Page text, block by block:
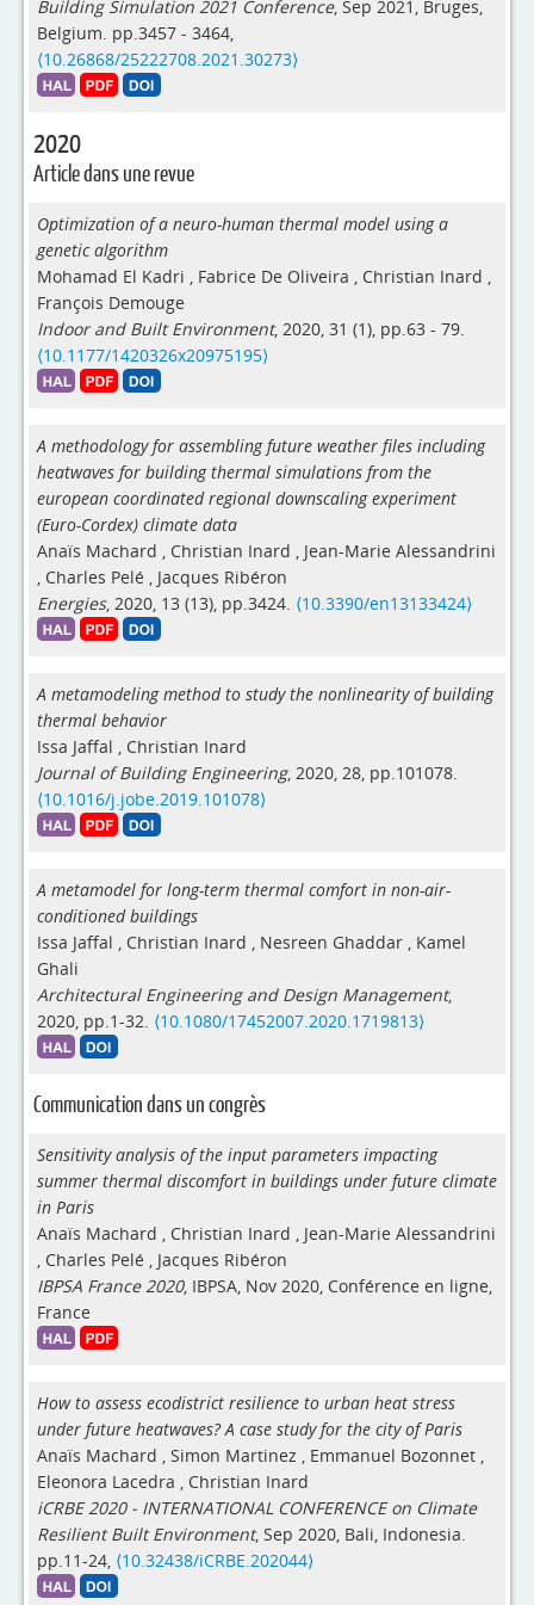
Building Simulation 2021 Conference, Sep 2021, Bruges,
Belgium. pp.3457 - 3464,
⟨10.26868/25222708.2021.30273⟩
2020
Article dans une revue
Optimization of a neuro-human thermal model using a
genetic algorithm
Mohamad El Kadri , Fabrice De Oliveira , Christian Inard ,
François Demouge
Indoor and Built Environment, 2020, 31 (1), pp.63 - 79.
⟨10.1177/1420326x20975195⟩
A methodology for assembling future weather files including
heatwaves for building thermal simulations from the
european coordinated regional downscaling experiment
(Euro-Cordex) climate data
Anaïs Machard , Christian Inard , Jean-Marie Alessandrini
, Charles Pelé , Jacques Ribéron
Energies, 2020, 13 (13), pp.3424. ⟨10.3390/en13133424⟩
A metamodeling method to study the nonlinearity of building
thermal behavior
Issa Jaffal , Christian Inard
Journal of Building Engineering, 2020, 28, pp.101078.
⟨10.1016/j.jobe.2019.101078⟩
A metamodel for long-term thermal comfort in non-air-
conditioned buildings
Issa Jaffal , Christian Inard , Nesreen Ghaddar , Kamel
Ghali
Architectural Engineering and Design Management,
2020, pp.1-32. ⟨10.1080/17452007.2020.1719813⟩
Communication dans un congrès
Sensitivity analysis of the input parameters impacting
summer thermal discomfort in buildings under future climate
in Paris
Anaïs Machard , Christian Inard , Jean-Marie Alessandrini
, Charles Pelé , Jacques Ribéron
IBPSA France 2020, IBPSA, Nov 2020, Conférence en ligne,
France
How to assess ecodistrict resilience to urban heat stress
under future heatwaves? A case study for the city of Paris
Anaïs Machard , Simon Martinez , Emmanuel Bozonnet ,
Eleonora Lacedra , Christian Inard
iCRBE 2020 - INTERNATIONAL CONFERENCE on Climate
Resilient Built Environment, Sep 2020, Bali, Indonesia.
pp.11-24, ⟨10.32438/iCRBE.202044⟩